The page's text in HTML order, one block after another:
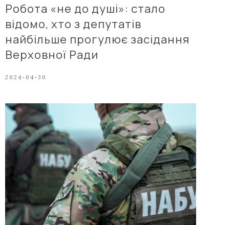
Робота «не до душі»: стало
відомо, хто з депутатів
найбільше прогулює засідання
Верховної Ради
2024-04-30